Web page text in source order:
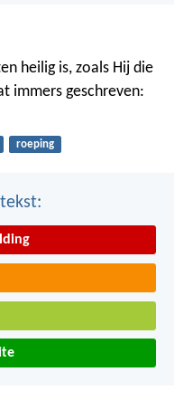
heilig is, zoals Hij die
immers geschreven:
roeping